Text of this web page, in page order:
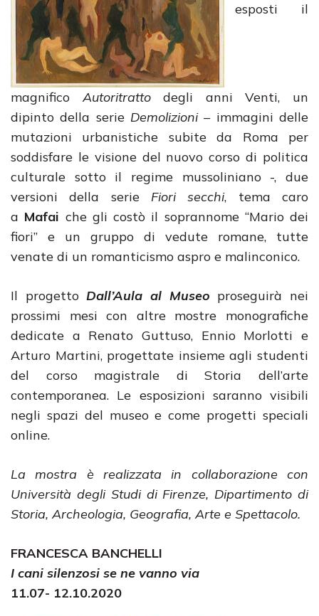
esposti il
magnificoAutoritrattodegli anni Venti, un
dipinto della serie Demolizioni –immagini delle
mutazioni urbanistiche subite da Roma per
soddisfare le visione del nuovo corso di politica
culturale sotto il regime mussoliniano -, due
versioni della serie Fiori secchi, tema caro
a Mafai che gli costò il soprannome “Mario dei
fiori” e un gruppo di vedute romane, tutte
venate di un romanticismo aspro e malinconico.
Il progettoDall’Aula al Museo proseguirà nei
prossimi mesi con altre mostre monografiche
dedicate a Renato Guttuso, Ennio Morlotti e
Arturo Martini, progettate insieme agli studenti
del corso magistrale di Storia dell’arte
contemporanea. Le esposizioni saranno visibili
negli spazi del museo e come progetti speciali
online.
La mostra è realizzata in collaborazione con
Università degli Studi di Firenze, Dipartimento di
Storia, Archeologia, Geografia, Arte e Spettacolo.
FRANCESCA BANCHELLI
I cani silenzosi se ne vanno via
11.07- 12.10.2020